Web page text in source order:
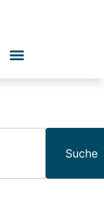
Suche